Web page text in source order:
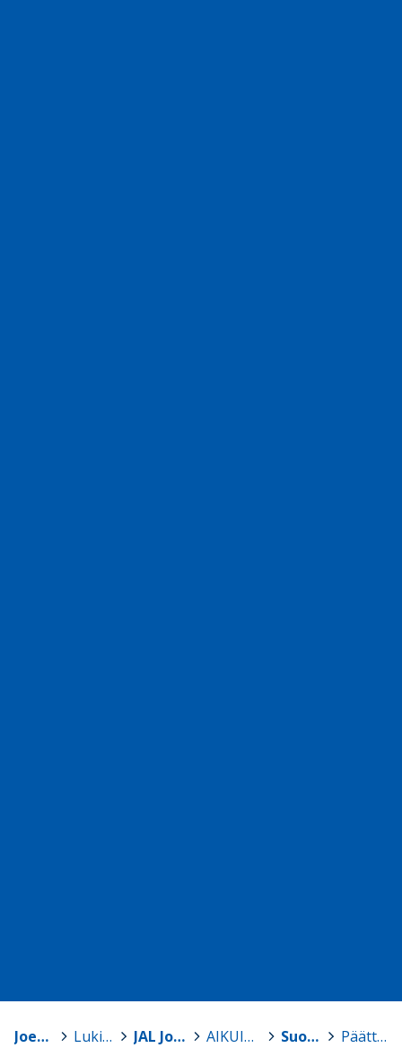
Joensuu > Lukiot > JAL Joensuun Aikuislukio > AIKUISTEN PERUSOPETUS > Suomen kieli > Päättövaihe